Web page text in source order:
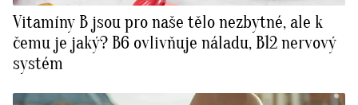
Vitamíny B jsou pro naše tělo nezbytné, ale k
čemu je jaký? B6 ovlivňuje náladu, B12 nervový
systém